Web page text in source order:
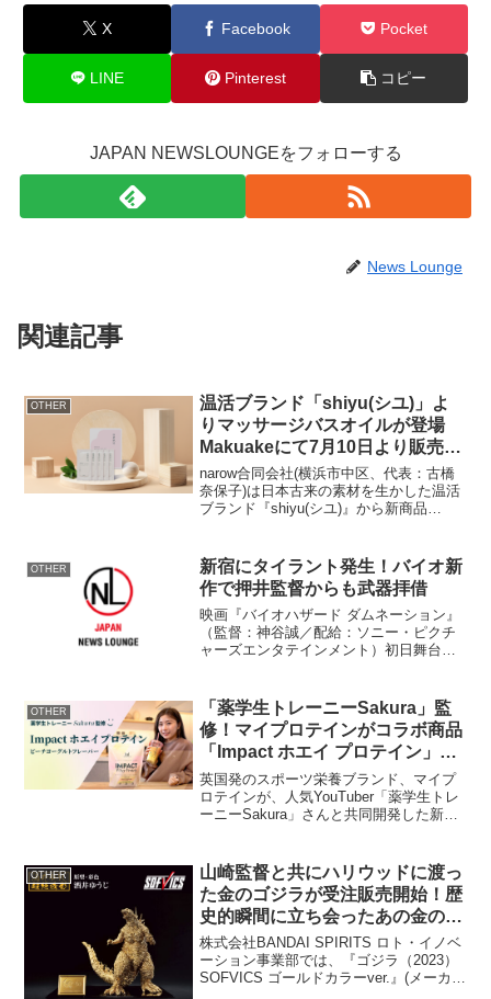
X Facebook Pocket
LINE Pinterest コピー
JAPAN NEWSLOUNGEをフォローする
News Lounge
関連記事
OTHER
温活ブランド「shiyu(シユ)」よ
りマッサージバスオイルが登場
Makuakeにて7月10日より販売開
始
narow合同会社(横浜市中区、代表：古橋
奈保子)は日本古来の素材を生かした温活
ブランド『shiyu(シユ)』から新商品
Makuakeにてプロジェクトを開始いた...
OTHER
新宿にタイラント発生！バイオ新
作で押井監督からも武器拝借
映画『バイオハザード ダムネーション』
（監督：神谷誠／配給：ソニー・ピクチ
ャーズエンタテインメント）初日舞台あ
デューサー（40）、脚本を担当した菅正
太郎氏（39）、神...
OTHER
「薬学生トレーニーSakura」監
修！マイプロテインがコラボ商品
「Impact ホエイ プロテイン」ピ
ーチヨーグルトフレーバーを数量
限定発売
英国発のスポーツ栄養ブランド、マイプ
ロテインが、人気YouTuber「薬学生トレ
ーニーSakura」さんと共同開発した新フ
発売しています。薬学生トレーニーSa...
OTHER
山崎監督と共にハリウッドに渡っ
た金のゴジラが受注販売開始！歴
史的瞬間に立ち会ったあの金のゴ
ジラがついに酒井ゆうじ氏により
完全再現！
株式会社BANDAI SPIRITS ロト・イノベ
ーション事業部では、『ゴジラ（2023）
SOFVICS ゴールドカラーver.』(メーカー